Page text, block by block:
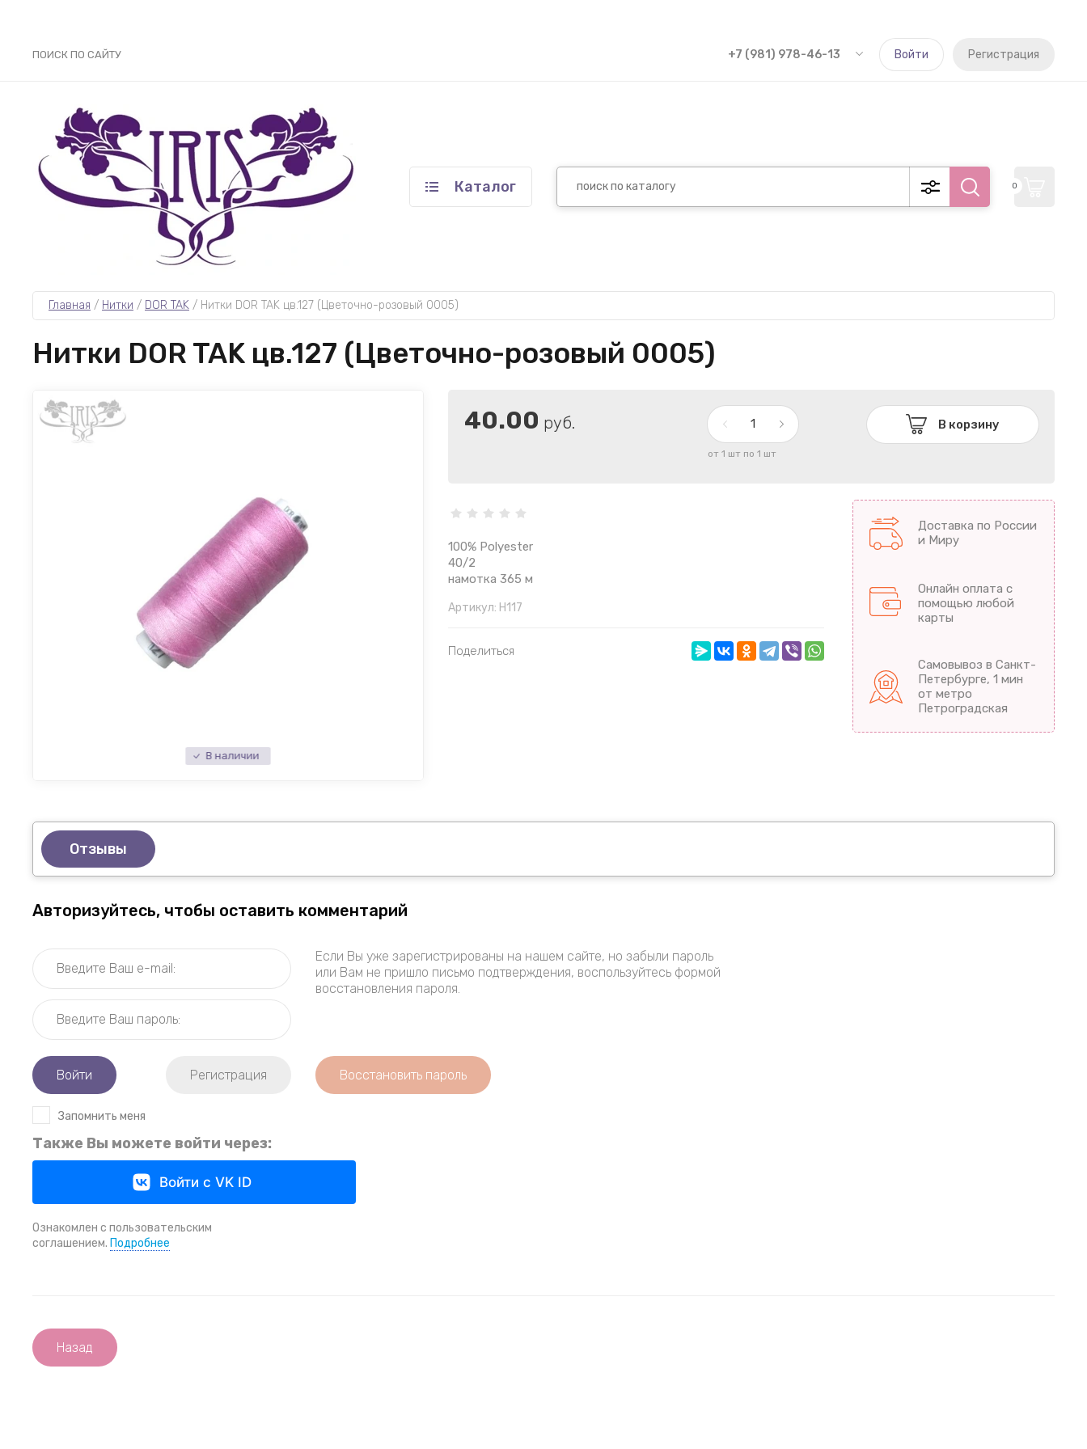
ПОИСК ПО САЙТУ +7 (981) 978-46-13 Войти Регистрация
Каталог 0
Главная / Нитки / DOR TAK / Нитки DOR TAK цв.127 (Цветочно-розовый 0005)
Нитки DOR TAK цв.127 (Цветочно-розовый 0005)
В наличии
40.00 руб.
от 1 шт по 1 шт
В корзину
100% Polyester
40/2
намотка 365 м
Артикул: Н117
Поделиться
Доставка по России
и Миру
Онлайн оплата с
помощью любой
карты
Самовывоз в Санкт-
Петербурге, 1 мин
от метро
Петроградская
Отзывы
Авторизуйтесь, чтобы оставить комментарий
Запомнить меня
Войти Регистрация
Если Вы уже зарегистрированы на нашем сайте, но забыли пароль
или Вам не пришло письмо подтверждения, воспользуйтесь формой
восстановления пароля.
Восстановить пароль
Также Вы можете войти через:
Войти с VK ID
Ознакомлен с пользовательским
соглашением. Подробнее
Назад